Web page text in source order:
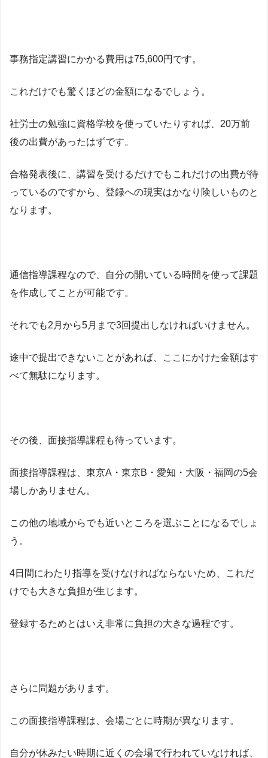
事務指定講習にかかる費用は75,600円です。
これだけでも驚くほどの金額になるでしょう。
社労士の勉強に資格学校を使っていたりすれば、20万前
後の出費があったはずです。
合格発表後に、講習を受けるだけでもこれだけの出費が待
っているのですから、登録への現実はかなり険しいものと
なります。
通信指導課程なので、自分の開いている時間を使って課題
を作成してことが可能です。
それでも2月から5月まで3回提出しなければいけません。
途中で提出できないことがあれば、ここにかけた金額はす
べて無駄になります。
その後、面接指導課程も待っています。
面接指導課程は、東京A・東京B・愛知・大阪・福岡の5会
場しかありません。
この他の地域からでも近いところを選ぶことになるでしょ
う。
4日間にわたり指導を受けなければならないため、これだ
けでも大きな負担が生じます。
登録するためとはいえ非常に負担の大きな過程です。
さらに問題があります。
この面接指導課程は、会場ごとに時期が異なります。
自分が休みたい時期に近くの会場で行われていなければ、